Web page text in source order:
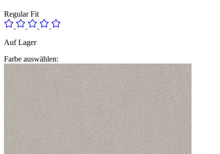
Regular Fit
Auf Lager
Farbe auswählen: